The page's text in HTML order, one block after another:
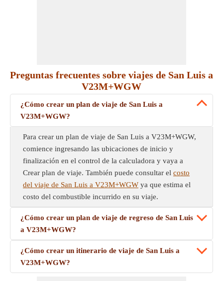
Preguntas frecuentes sobre viajes de San Luis a
V23M+WGW
¿Cómo crear un plan de viaje de San Luis a
V23M+WGW?
Para crear un plan de viaje de San Luis a V23M+WGW,
comience ingresando las ubicaciones de inicio y
finalización en el control de la calculadora y vaya a
Crear plan de viaje. También puede consultar el costo
del viaje de San Luis a V23M+WGW ya que estima el
costo del combustible incurrido en su viaje.
¿Cómo crear un plan de viaje de regreso de San Luis
a V23M+WGW?
¿Cómo crear un itinerario de viaje de San Luis a
V23M+WGW?